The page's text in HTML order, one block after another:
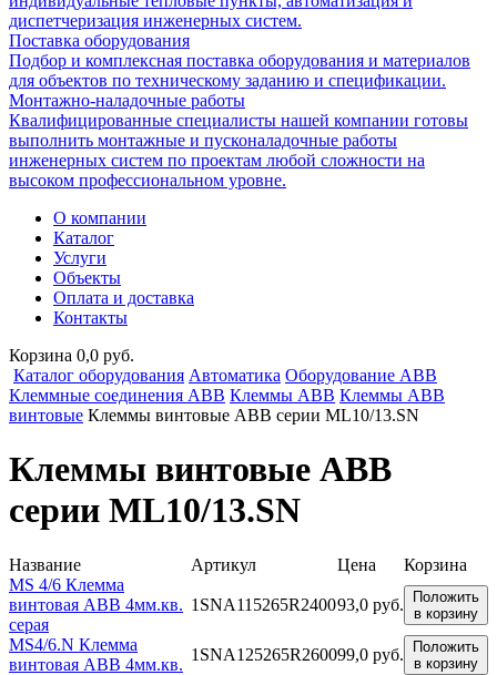
диспетчеризация инженерных систем.
Поставка оборудования
Подбор и комплексная поставка оборудования и материалов
для объектов по техническому заданию и спецификации.
Монтажно-наладочные работы
Квалифицированные специалисты нашей компании готовы
выполнить монтажные и пусконаладочные работы
инженерных систем по проектам любой сложности на
высоком профессиональном уровне.
О компании
Каталог
Услуги
Объекты
Оплата и доставка
Контакты
Корзина 0,0 руб.
Каталог оборудования Автоматика Оборудование ABB
Клеммные соединения ABB Клеммы ABB Клеммы ABB
винтовые Клеммы винтовые ABB серии ML10/13.SN
Клеммы винтовые ABB
серии ML10/13.SN
Название Артикул Цена
Корзина
MS 4/6 Клемма
винтовая ABB 4мм.кв.
серая
1SNA115265R240093,0 руб.
Положить
в корзину
MS4/6.N Клемма
винтовая ABB 4мм.кв.
1SNA125265R260099,0 руб.
Положить
в корзину